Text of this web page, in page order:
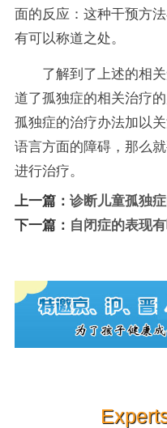
面的反应：这种干预方
有可以称道之处。
了解到了上述的相
道了孤独症的相关治疗
孤独症的治疗办法加以
语言方面的障碍，那么
进行治疗。
上一篇： 诊断儿童孤独
下一篇： 自闭症的表现